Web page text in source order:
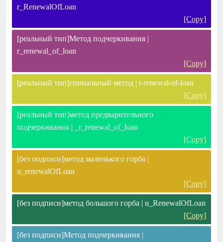
r_RenewalOfLoan
[Copy]
[реальный тип]Метод подчеркивания |
r_renewal_of_loan
[Copy]
[реальный тип]спинальный метод | r-renewal-of-loan
[Copy]
[реальный тип]метод предварительного
подчеркивания | _r_renewal_of_loan
[Copy]
[без подписи]метод маленького горба |
u_renewalOfLoan
[Copy]
[без подписи]метод большого горба | u_RenewalOfLoan
[Copy]
[без подписи]Метод подчеркивания |